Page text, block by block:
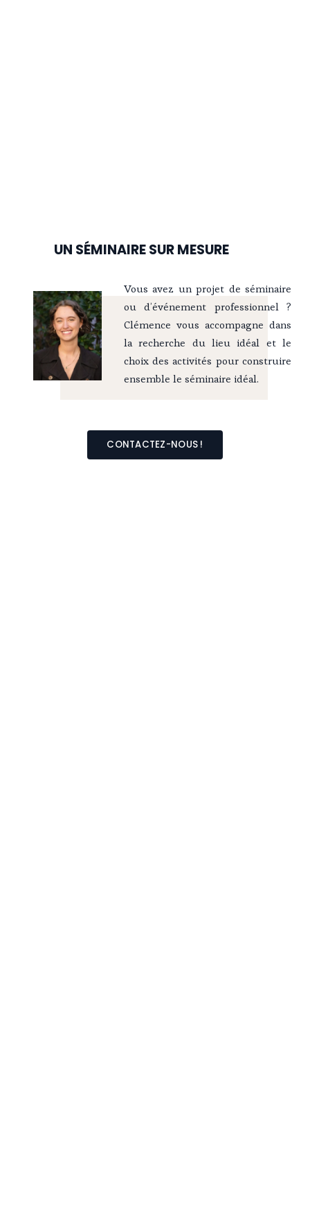
UN SÉMINAIRE SUR MESURE
Vous avez un projet de séminaire
ou d’événement professionnel ?
Clémence vous accompagne dans
la recherche du lieu idéal et le
choix des activités pour construire
ensemble le séminaire idéal.
CONTACTEZ-NOUS !